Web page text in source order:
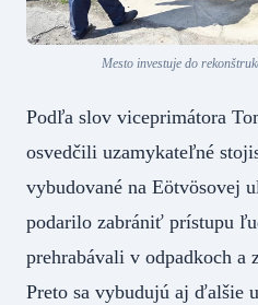
Mesto investuje do
Podľa slov viceprimátora
osvedčili uzamykateľné
vybudované na Eötvösovej
podarilo zabrániť prístupu
prehrabávali v odpadkoch
Preto sa vybudujú aj ďalšie